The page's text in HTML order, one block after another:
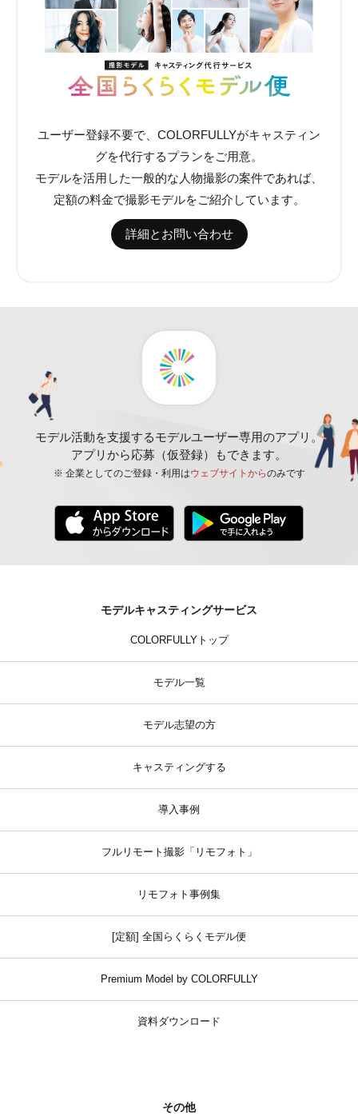
ユーザー登録不要で、COLORFULLYがキャスティン
グを代行するプランをご用意。
モデルを活用した一般的な人物撮影の案件であれば、
定額の料金で撮影モデルをご紹介しています。
詳細とお問い合わせ
モデル活動を支援するモデルユーザー専用のアプリ。
アプリから応募（仮登録）もできます。
※ 企業としてのご登録・利用はウェブサイトからのみです
モデルキャスティングサービス
COLORFULLYトップ
モデル一覧
モデル志望の方
キャスティングする
導入事例
フルリモート撮影「リモフォト」
リモフォト事例集
[定額] 全国らくらくモデル便
Premium Model by COLORFULLY
資料ダウンロード
その他